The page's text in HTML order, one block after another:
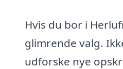
Hvis du bor i
glimrende valg.
udforske nye